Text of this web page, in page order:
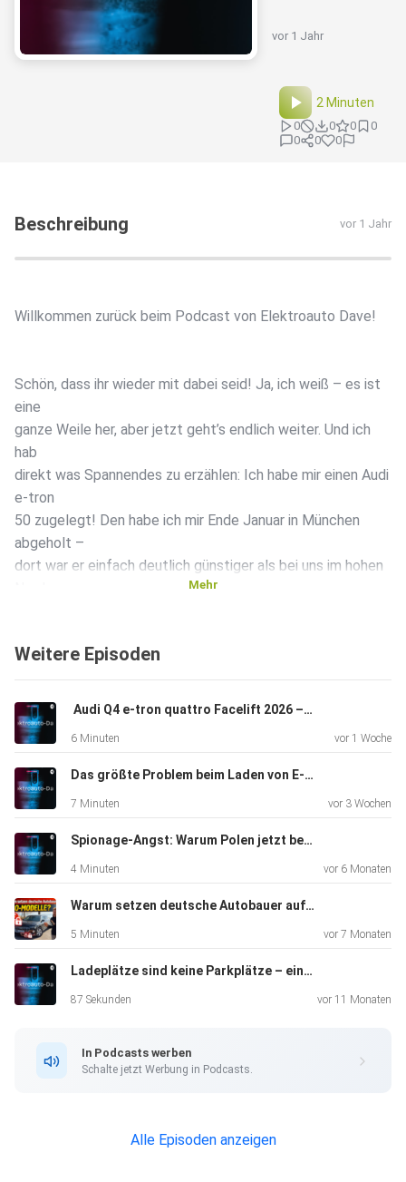
vor 1 Jahr
2 Minuten
0 0 0
0
0
0 0
Beschreibung vor 1 Jahr
Willkommen zurück beim Podcast von Elektroauto Dave!
Schön, dass ihr wieder mit dabei seid! Ja, ich weiß – es ist
eine
ganze Weile her, aber jetzt geht’s endlich weiter. Und ich
hab
direkt was Spannendes zu erzählen: Ich habe mir einen Audi
e-tron
50 zugelegt! Den habe ich mir Ende Januar in München
abgeholt –
dort war er einfach deutlich günstiger als bei uns im hohen
Für den Heimweg musste ich rund 1.100 Kilometer
zurücklegen –
eine echte erste Bewährungsprobe. Insgesamt habe ich
auf der
35
Minuten, die kürzeste nur 10. Klar, da wäre bestimmt noch
das
Navigationssystem mit Ladeplanung testen. Und mal
hat ja auch so seine Bedürfnisse: mal was essen, mal aufs
Klo,
Mehr
Weitere Episoden
️ Audi Q4 e-tron quattro Facelift 2026 – Woran erkennt man das neue Modell?
6 Minuten vor 1 Woche
Das größte Problem beim Laden von E-Autos? Der Mensch am Steuer
7 Minuten vor 3 Wochen
Spionage-Angst: Warum Polen jetzt bestimmte E-Autos verbietet
4 Minuten vor 6 Monaten
Warum setzen deutsche Autobauer auf Abo-Modelle?
5 Minuten vor 7 Monaten
Ladeplätze sind keine Parkplätze – ein Appell an alle E-Auto-Fahrer
87 Sekunden vor 11 Monaten
In Podcasts werben
Schalte jetzt Werbung in Podcasts.
Alle Episoden anzeigen